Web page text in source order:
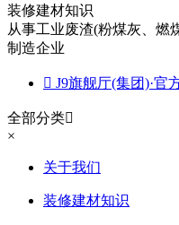
装修建材知识
从事工业废渣(粉煤灰、燃
制造企业
 J9旗舰厅(集团)·官
全部分类
×
关于我们
装修建材知识